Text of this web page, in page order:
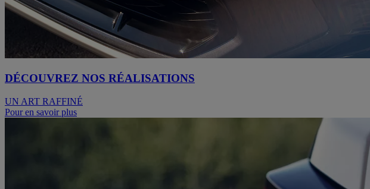
DÉCOUVREZ NOS RÉALISATIONS
UN ART RAFFINÉ
Pour en savoir plus